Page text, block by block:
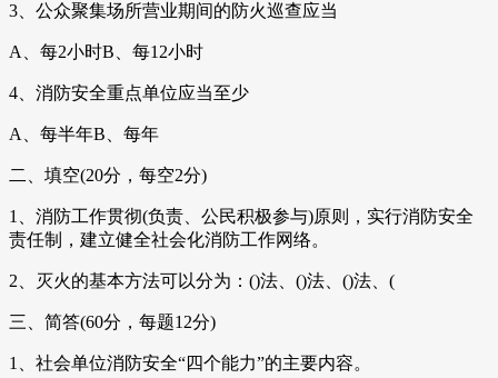
3、公众聚集场所营业期间的防火巡查应当
A、每2小时B、每12小时
4、消防安全重点单位应当至少
A、每半年B、每年
二、填空(20分，每空2分)
1、消防工作贯彻(负责、公民积极参与)原则，实行消防安全
责任制，建立健全社会化消防工作网络。
2、灭火的基本方法可以分为：()法、()法、()法、(
三、简答(60分，每题12分)
1、社会单位消防安全“四个能力”的主要内容。